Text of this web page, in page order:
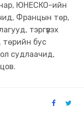
ЮНЕСКО-ийн
Францын төр,
тэргүүлэх
төрийн бус
судлаачид,